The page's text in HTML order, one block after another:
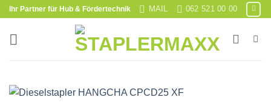
Skip
content
Ihr Partner für Hub & Fördertechnik MAIL 062 521 00 00